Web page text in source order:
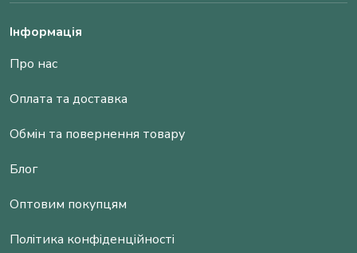
Інформація
Про нас
Оплата та доставка
Обмін та повернення товару
Блог
Оптовим покупцям
Політика конфіденційності